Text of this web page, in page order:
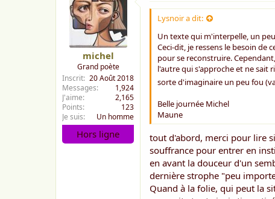
michel
Grand poète
Inscrit 20 Août 2018
Messages
1,924
J'aime
2,165
Points
123
Je suis
Un homme
Hors ligne
Lysnoir a dit:
Un texte qui m'interpelle, un
Ceci-dit, je ressens le besoin
pour se reconstruire.
l'autre qui s'approche et ne sait
sorte d'imaginaire un peu fou
Belle journée Michel
Maune
tout d'abord, merci pour lire
souffrance pour entrer en
en avant la douceur d'un
dernière strophe "peu
Quand à la folie, qui peut la